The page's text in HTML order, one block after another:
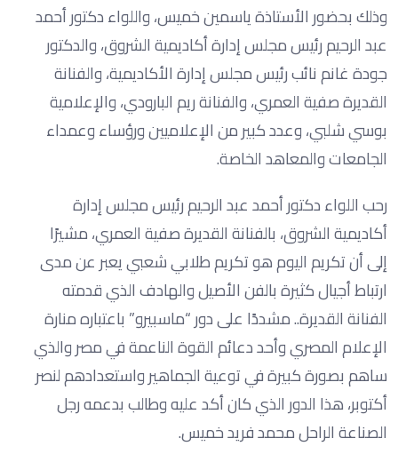
وذلك بحضور الأستاذة ياسمين خميس، واللواء دكتور أحمد
عبد الرحيم رئيس مجلس إدارة أكاديمية الشروق، والدكتور
جودة غانم نائب رئيس مجلس إدارة الأكاديمية، والفنانة
القديرة صفية العمري، والفنانة ريم البارودي، والإعلامية
بوسي شلبي، وعدد كبير من الإعلاميين ورؤساء وعمداء
الجامعات والمعاهد الخاصة.
رحب اللواء دكتور أحمد عبد الرحيم رئيس مجلس إدارة
أكاديمية الشروق، بالفنانة القديرة صفية العمري، مشيرًا
إلى أن تكريم اليوم هو تكريم طلابي شعبي يعبر عن مدى
ارتباط أجيال كثيرة بالفن الأصيل والهادف الذي قدمته
الفنانة القديرة.. مشددًا على دور “ماسبيرو” باعتباره منارة
الإعلام المصري وأحد دعائم القوة الناعمة في مصر والذي
ساهم بصورة كبيرة في توعية الجماهير واستعدادهم لنصر
أكتوبر، هذا الدور الذي كان أكد عليه وطالب بدعمه رجل
الصناعة الراحل محمد فريد خميس.